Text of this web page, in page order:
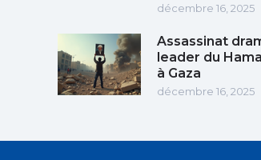
décembre 16, 2025
Assassinat
leader du
à Gaza
décembre 16, 2025